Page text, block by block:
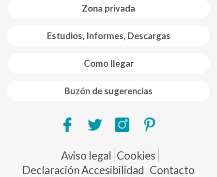
Zona privada
Estudios, Informes, Descargas
Como llegar
Buzón de sugerencias
Pie de página
Aviso legal Cookies
Declaración Accesibilidad Contacto